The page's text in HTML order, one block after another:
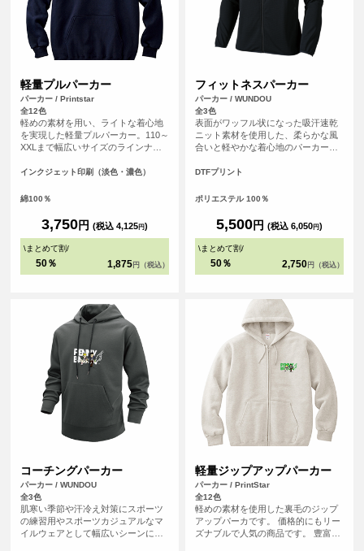
軽量プルパーカー
パーカー / Printstar
全12色
軽めの素材を用い、ライトな着心地
を実現した軽量プルパーカー。110～
XXLまで幅広いサイズのラインナッ
す。裏毛には、肌あたりのよい生地
でシンプルに着こなせます。定番の
ーグリーンなど豊富なカラー展開が
魅力のオリジナルパーカーに最適な1
枚です。
インクジェット印刷（淡色・濃色）
綿100％
3,750円 (税込 4,125円)
\まとめて割/
50％ 1,875 円（税込）
フィットネスパーカー
パーカー / WUNDOU
全3色
表面がワッフル状になった吸汗速乾
ニット素材を使用した、柔らかな風
合いと軽やかな着心地のパーカー。
フィット性と程よい着心地を工夫し
ています。左右ポケットはファスナ
ジョギングやフィットネスはもちろ
ん、山登りやハイキングなどでも活
躍。アウトドアでも室内でも、どち
DTFプリント
ポリエステル 100％
5,500円 (税込 6,050円)
\まとめて割/
50％ 2,750 円（税込）
コーチングパーカー
パーカー / WUNDOU
全3色
肌寒い季節や汗冷え対策にスポーツ
の練習用やスポーツカジュアルなマ
イルウェアとして幅広いシーンにフ
軽量ジップアップパーカー
パーカー / PrintStar
全12色
軽めの素材を使用した裏毛のジップ
アップパーカです。 価格的にもリー
ズナブルで人気の商品です。 豊富な